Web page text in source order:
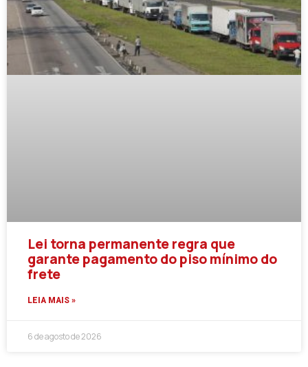
Lei torna permanente regra que
garante pagamento do piso mínimo do
frete
LEIA MAIS »
6 de agosto de 2026